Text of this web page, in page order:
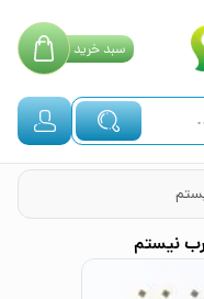
سبدخرید
نیستم